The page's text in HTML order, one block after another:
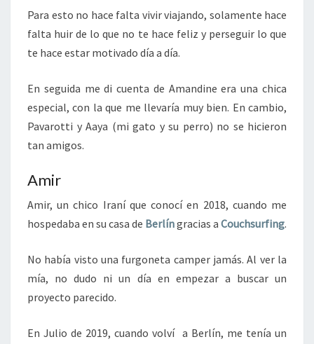
Para esto no hace falta vivir viajando, solamente hace
falta huir de lo que no te hace feliz y perseguir lo que
te hace estar motivado día a día.
En seguida me di cuenta de Amandine era una chica
especial, con la que me llevaría muy bien. En cambio,
Pavarotti y Aaya (mi gato y su perro) no se hicieron
tan amigos.
Amir
Amir, un chico Iraní que conocí en 2018, cuando me
hospedaba en su casa de Berlíngracias a Couchsurfing.
No había visto una furgoneta camper jamás. Al ver la
mía, no dudo ni un día en empezar a buscar un
proyecto parecido.
En Julio de 2019, cuando volví a Berlín, me tenía un